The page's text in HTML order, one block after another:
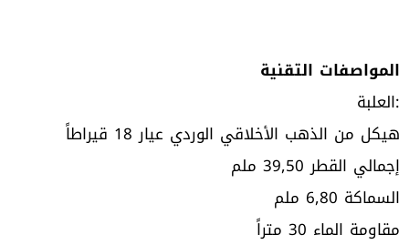
المواصفات التقنية
العلبة:
هيكل من الذهب الأخلاقي الوردي عيار 18 قيراطاً
إجمالي القطر 39,50 ملم
السماكة 6,80 ملم
مقاومة الماء 30 متراً